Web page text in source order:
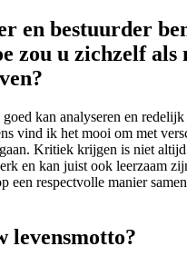
en bestuurder
zou u zichzelf als
kan analyseren en
vind ik het mooi om met
Kritiek krijgen is niet
en kan juist ook leerzaam
een respectvolle manier
levensmotto?